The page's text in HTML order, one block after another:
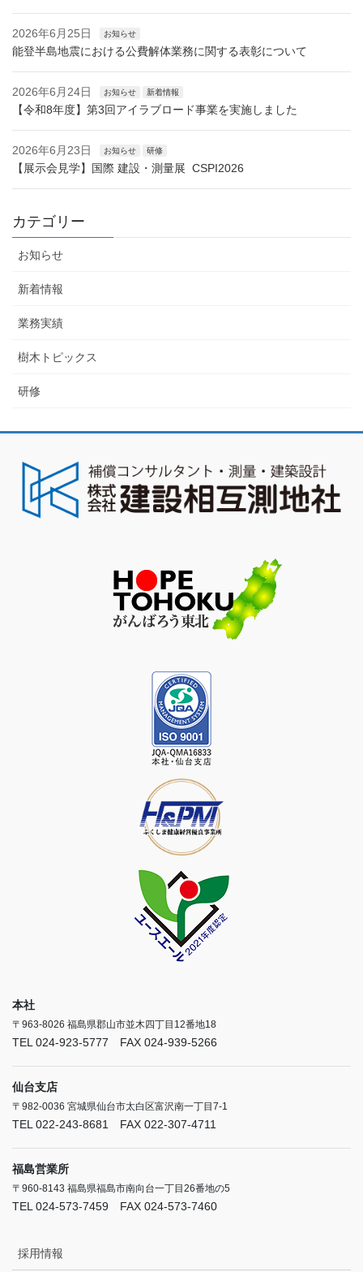
2026年6月25日 お知らせ
能登半島地震における公費解体業務に関する表彰について
2026年6月24日 お知らせ 新着情報
【令和8年度】第3回アイラブロード事業を実施しました
2026年6月23日 お知らせ 研修
【展示会見学】国際 建設・測量展 CSPI2026
カテゴリー
お知らせ
新着情報
業務実績
樹木トピックス
研修
本社
〒963-8026 福島県郡山市並木四丁目12番地18
TEL 024-923-5777 FAX 024-939-5266
仙台支店
〒982-0036 宮城県仙台市太白区富沢南一丁目7-1
TEL 022-243-8681 FAX 022-307-4711
福島営業所
〒960-8143 福島県福島市南向台一丁目26番地の5
TEL 024-573-7459 FAX 024-573-7460
採用情報